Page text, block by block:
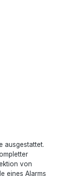
ausgestattet.
von
eines Alarms